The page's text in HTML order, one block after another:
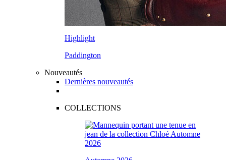
Highlight
Paddington
Nouveautés
Dernières nouveautés
COLLECTIONS